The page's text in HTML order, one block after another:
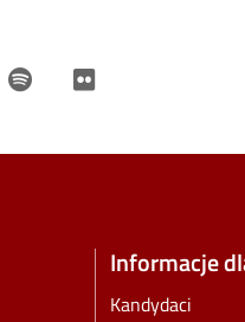
Researchgate
Spotify
Informacje
Kandydaci